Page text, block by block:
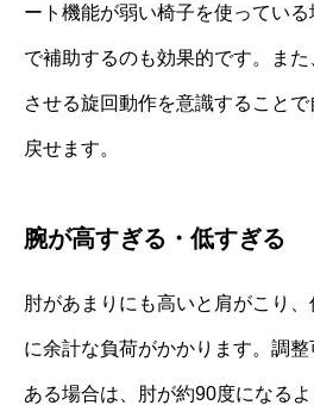
ート機能が弱い椅子を使ってい
で補助するのも効果的です。ま
させる旋回動作を意識すること
戻せます。
腕が高すぎる・低すぎる
肘があまりにも高いと肩がこり
に余計な負荷がかかります。調
ある場合は、肘が約90度になる